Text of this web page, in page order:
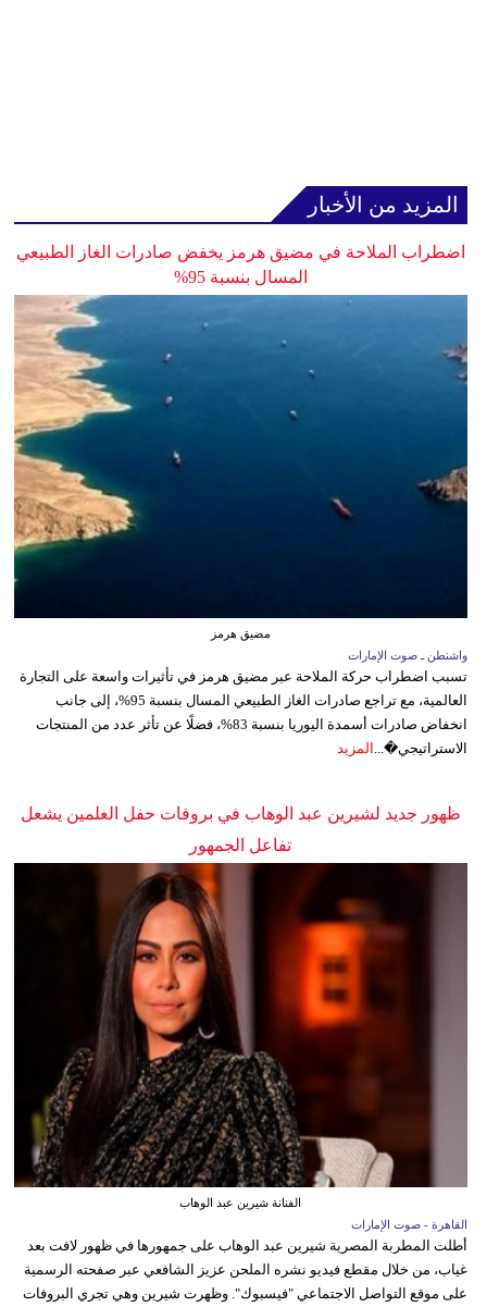
المزيد من الأخبار
اضطراب الملاحة في مضيق هرمز يخفض صادرات الغاز الطبيعي
المسال بنسبة 95%
مضيق هرمز
واشنطن ـ صوت الإمارات
تسبب اضطراب حركة الملاحة عبر مضيق هرمز في تأثيرات واسعة على التجارة
العالمية، مع تراجع صادرات الغاز الطبيعي المسال بنسبة 95%، إلى جانب
انخفاض صادرات أسمدة اليوريا بنسبة 83%، فضلًا عن تأثر عدد من المنتجات
الاستراتيجي�... المزيد
ظهور جديد لشيرين عبد الوهاب في بروفات حفل العلمين يشعل
تفاعل الجمهور
الفنانة شيرين عبد الوهاب
القاهرة - صوت الإمارات
أطلت المطربة المصرية شيرين عبد الوهاب على جمهورها في ظهور لافت بعد
غياب، من خلال مقطع فيديو نشره الملحن عزيز الشافعي عبر صفحته الرسمية
على موقع التواصل الاجتماعي "فيسبوك". وظهرت شيرين وهي تجري البروفات